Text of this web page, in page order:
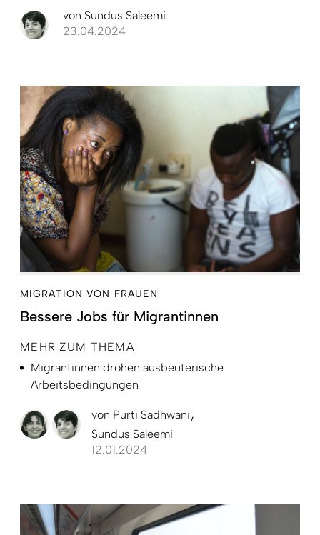
von Sundus Saleemi
23.04.2024
MIGRATION VON FRAUEN
Bessere Jobs für Migrantinnen
MEHR ZUM THEMA
Migrantinnen drohen ausbeuterische
Arbeitsbedingungen
von Purti Sadhwani
Sundus Saleemi
12.01.2024